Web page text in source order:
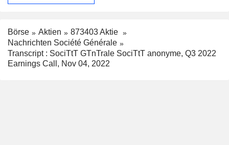
Börse Aktien
873403 Aktie
Nachrichten Société Générale
Transcript : SociTtT GTnTrale SociTtT anonyme, Q3 2022
Earnings Call, Nov 04, 2022